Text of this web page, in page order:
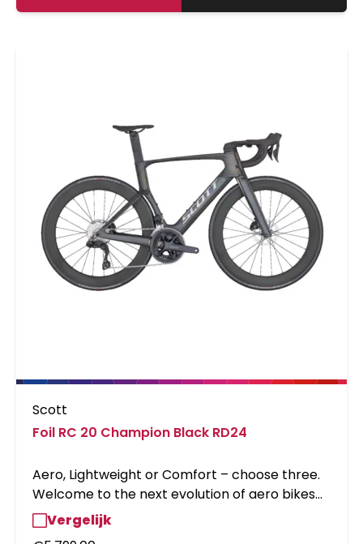
Scott
Foil RC 20 Champion Black RD24
Aero, Lightweight or Comfort – choose three.
Welcome to the next evolution of aero bikes
with the all-new Foil RC. Designed to meet the
demands of WorldTour sprinters, attackers
Vergelijk